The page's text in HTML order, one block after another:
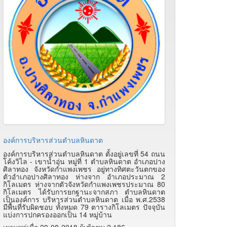
องค์การบริหารส่วนตำบลหินดาต
องค์การบริหารส่วนตำบลหินดาต ตั้งอยู่เลขที่ 54 ถนน
โค้งวิไล - เขาน้ำอุ่น หมู่ที่ 1 ตำบลหินดาต อำเภอปาง
ศิลาทอง จังหวัดกำแพงเพชร อยู่ทางทิศตะวันตกของ
ตัวอำเภอปางศิลาทอง ห่างจาก อำเภอประมาณ 2
กิโลเมตร ห่างจากตัวจังหวัดกำแพงเพชรประมาณ 80
กิโลเมตร ได้รับการยกฐานะจากสภา ตำบลหินดาต
เป็นองค์การ บริหารส่วนตำบลหินดาต เมื่อ พ.ศ.2538
มีพื้นที่รับผิดชอบ ทั้งหมด 79 ตารางกิโลเมตร ปัจจุบัน
แบ่งการปกครองออกเป็น 14 หมู่บ้าน